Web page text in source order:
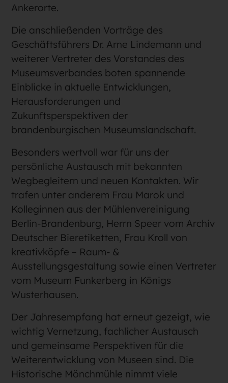
Ankerorte.
Die anschließenden Vorträge des
Geschäftsführers Dr. Arne Lindemann und
weiterer Vertreter des Vorstandes des
Museumsverbandes boten spannende
Einblicke in aktuelle Entwicklungen,
Herausforderungen und
Zukunftsperspektiven der
brandenburgischen Museumslandschaft.
Besonders wertvoll war für uns der
persönliche Austausch mit bekannten
Wegbegleitern und neuen Kontakten. Wir
trafen unter anderem Frau Marok und
Kolleginnen aus der Mühlenvereinigung
Berlin-Brandenburg, Herrn Speer vom Archiv
Deutscher Bieretiketten, Frau Kroll von
kreativköpfe – Raum- &
Ausstellungsgestaltung sowie einen Vertreter
vom Museum Funkerberg in Königs
Wusterhausen.
Der Jahresempfang hat erneut gezeigt, wie
wichtig Vernetzung, fachlicher Austausch
und gemeinsame Perspektiven für die
Weiterentwicklung von Museen sind. Die
Historische Mönchmühle nimmt viele